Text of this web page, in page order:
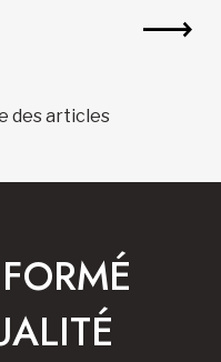
des articles